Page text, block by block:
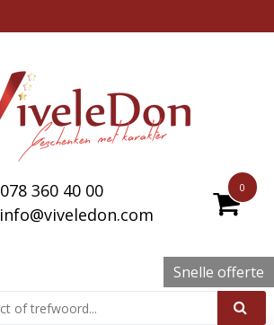
0
078 360 40 00
info@viveledon.com
Snelle offerte